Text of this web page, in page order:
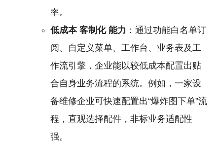
率。
低成本 客制化 能力 ：通过功能白名单订
阅、自定义菜单、工作台、业务表及工
作流引擎，企业能以较低成本配置出贴
合自身业务流程的系统。例如，一家设
备维修企业可快速配置出“爆炸图下单”流
程，直观选择配件，非标业务适配性
强。